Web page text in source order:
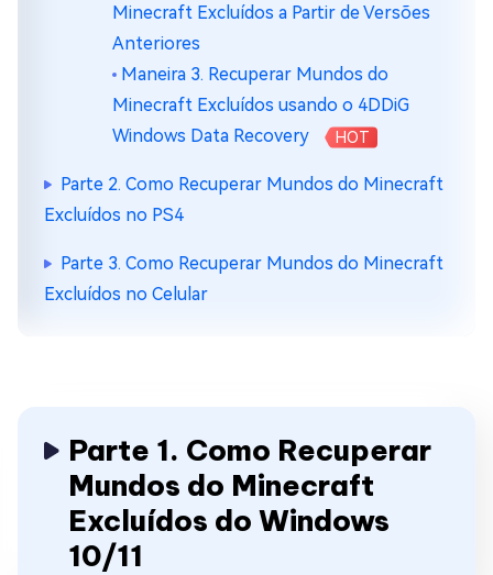
Minecraft Excluídos a Partir de Versões
Anteriores
Maneira 3. Recuperar Mundos do
Minecraft Excluídos usando o 4DDiG
Windows Data Recovery
HOT
Parte 2. Como Recuperar Mundos do Minecraft
Excluídos no PS4
Parte 3. Como Recuperar Mundos do Minecraft
Excluídos no Celular
Parte 1. Como Recuperar
Mundos do Minecraft
Excluídos do Windows
10/11